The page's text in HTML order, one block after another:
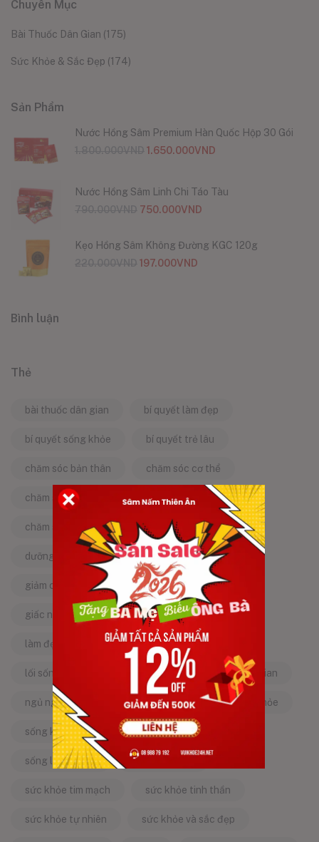
Chuyên Mục
Bài Thuốc Dân Gian (175)
Sức Khỏe & Sắc Đẹp (174)
Sản Phẩm
Nước Hồng Sâm Premium Hàn Quốc Hộp 30 Gói
1.650.000VND
Nước Hồng Sâm Linh Chi Táo Tàu
750.000VND
Kẹo Hồng Sâm Không Đường KGC 120g
197.000VND
Bình luận
Thẻ
bài thuốc dân gian bí quyết làm đẹp
bí quyết sống khỏe bí quyết trẻ lâu
chăm sóc bản thân chăm sóc cơ thể
chăm sóc da chăm sóc sức khỏe
chăm sóc sức khỏe tự nhiên chống lão hóa
dưỡng da tự nhiên dưỡng sinh
giảm căng thẳng giảm stress
giấc ngủ ngon kinh nghiệm dân gian
làm đẹp từ bên trong làm đẹp tự nhiên
lối sống lành mạnh mật ong mẹo dân gian
ngủ ngon năng lượng tích cực sống khỏe
sống khỏe mỗi ngày sống khỏe đẹp
sống lành mạnh sống tích cực
sức khỏe tim mạch sức khỏe tinh thần
sức khỏe tự nhiên sức khỏe và sắc đẹp